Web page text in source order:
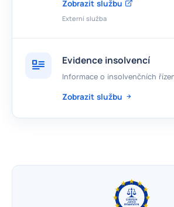
Zobrazit službu
Externí služba
Evidence insolvencí
Informace o insolvenčních
Zobrazit službu